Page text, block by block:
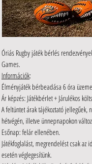
Óriás Rugby játék bérlés
Games.
Információk:
Élményjáték bérbeadása 6 óra
Ár képzés: Játékbérlet + Járulékos
A feltüntet árak tájékoztató
hétvégén, illetve ünnepnapokon
Esőnap: felár ellenében.
Játékfoglalást, megrendelést csak
esetén véglegesítünk.